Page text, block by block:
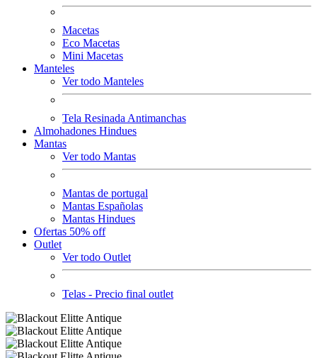
Macetas
Eco Macetas
Mini Macetas
Manteles
Ver todo Manteles
Tela Resinada Antimanchas
Almohadones Hindues
Mantas
Ver todo Mantas
Mantas de portugal
Mantas Españolas
Mantas Hindues
Ofertas 50% off
Outlet
Ver todo Outlet
Telas - Precio final outlet